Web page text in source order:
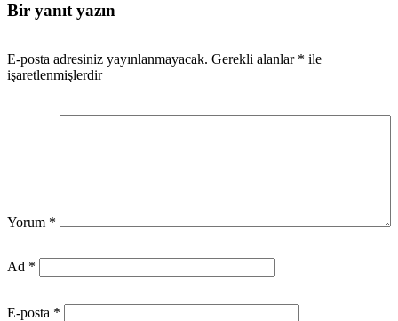
Bir yanıt yazın
E-posta adresiniz yayınlanmayacak. Gerekli alanlar * ile
işaretlenmişlerdir
Yorum *
Ad *
E-posta *